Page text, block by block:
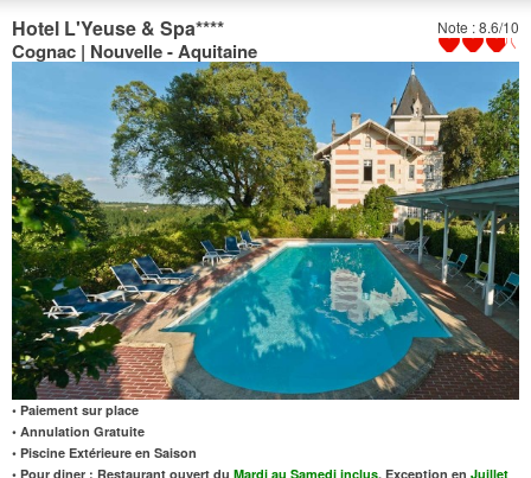
Note : 8.6/10
Hotel L'Yeuse & Spa****
Cognac | Nouvelle - Aquitaine
• Paiement sur place
• Annulation Gratuite
• Piscine Extérieure en Saison
• Pour diner : Restaurant ouvert du Mardi au Samedi inclus. Exception en Juillet